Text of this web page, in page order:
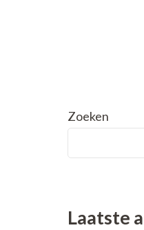
Zoeken
Laatste